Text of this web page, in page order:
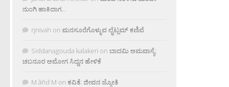
ನುಂಗಿ ಹಾಕಿದಾಗ…
rjnivah on ಮನಸೂರೆಗೊಳ್ಳುವ ಲೈಟ್ಲಮ್ ಕಣಿವೆ
Siddanagouda kalakeri on ಬಾದಮಿ ಅಮವಾಸ್ಯೆ:
ಚಬನೂರ ಅಮೋಗ ಸಿದ್ದನ ಹೇಳಿಕೆ
M âñd M on ಕವಿತೆ: ಜೀವನ ಜ್ಯೋತಿ